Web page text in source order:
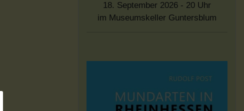
18. September 2026 - 20 Uhr
im Museumskeller Guntersblum